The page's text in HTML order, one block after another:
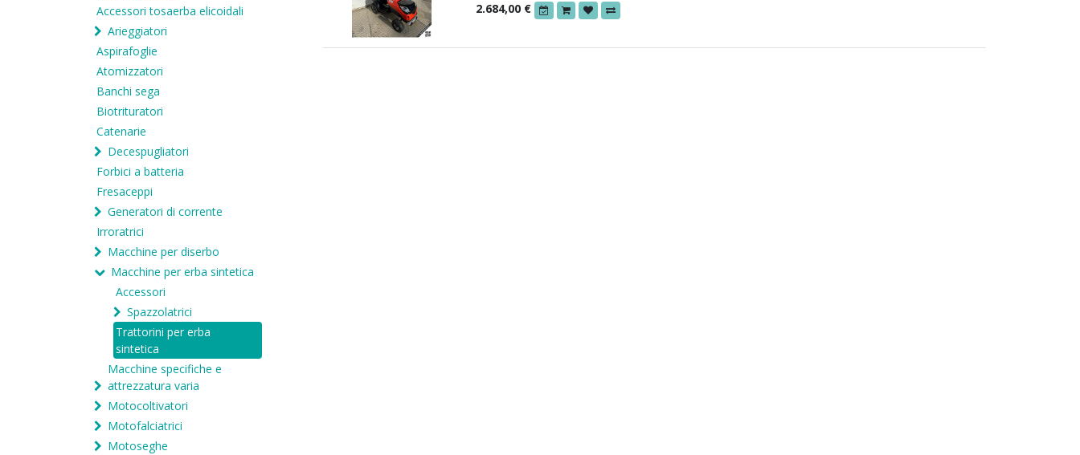
Accessori tosaerba elicoidali
Arieggiatori
Aspirafoglie
Atomizzatori
Banchi sega
Biotrituratori
Catenarie
Decespugliatori
Forbici a batteria
Fresaceppi
Generatori di corrente
Irroratrici
Macchine per diserbo
Macchine per erba sintetica
Accessori
Spazzolatrici
Trattorini per erba
sintetica
Macchine specifiche e
attrezzatura varia
Motocoltivatori
Motofalciatrici
Motoseghe
2.684,00 €